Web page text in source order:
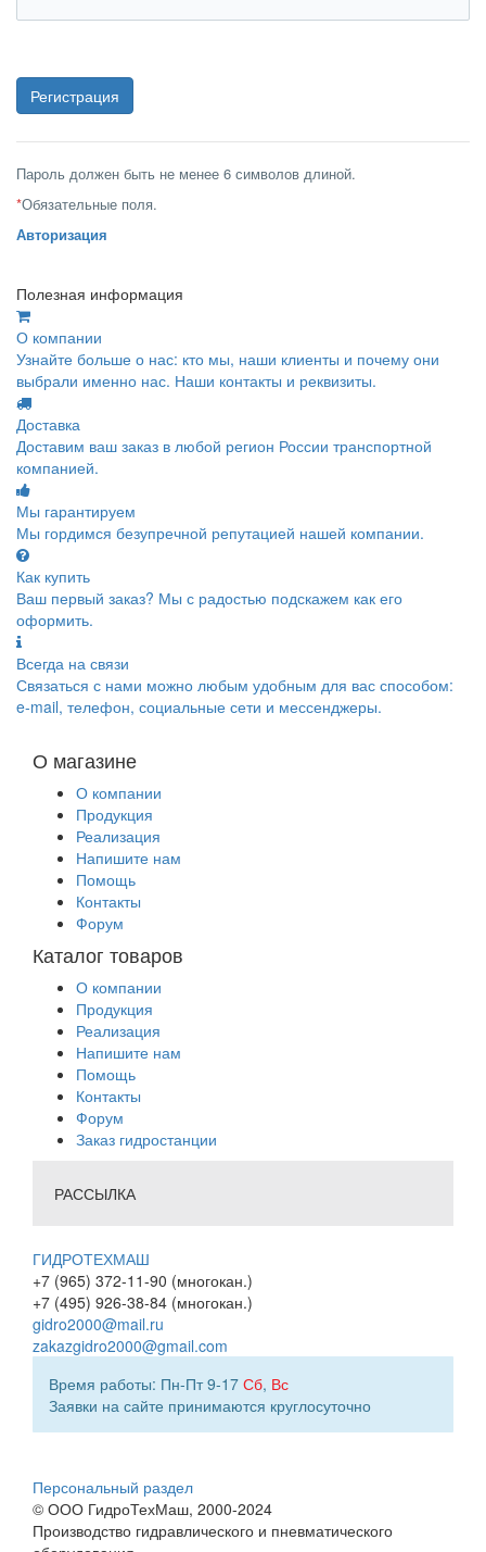
Пароль должен быть не менее 6 символов длиной.
*Обязательные поля.
Авторизация
Полезная информация
О компании
Узнайте больше о нас: кто мы, наши клиенты и почему они
выбрали именно нас. Наши контакты и реквизиты.
Доставка
Доставим ваш заказ в любой регион России транспортной
компанией.
Мы гарантируем
Мы гордимся безупречной репутацией нашей компании.
Как купить
Ваш первый заказ? Мы с радостью подскажем как его
оформить.
Всегда на связи
Связаться с нами можно любым удобным для вас способом:
e-mail, телефон, социальные сети и мессенджеры.
О магазине
О компании
Продукция
Реализация
Напишите нам
Помощь
Контакты
Форум
Каталог товаров
О компании
Продукция
Реализация
Напишите нам
Помощь
Контакты
Форум
Заказ гидростанции
РАССЫЛКА
ГИДРОТЕХМАШ
+7 (965) 372-11-90 (многокан.)
+7 (495) 926-38-84 (многокан.)
gidro2000@mail.ru
zakazgidro2000@gmail.com
Время работы: Пн-Пт 9-17 Сб, Вс
Заявки на сайте принимаются круглосуточно
Персональный раздел
© ООО ГидроТехМаш, 2000-2024
Производство гидравлического и пневматического